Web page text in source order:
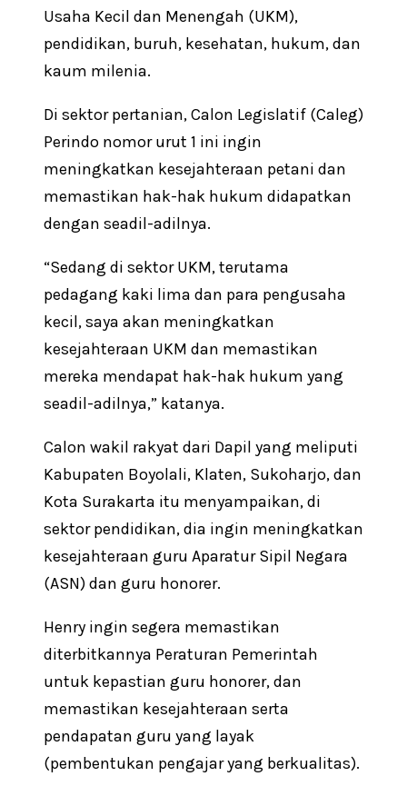
Usaha Kecil dan Menengah (UKM),
pendidikan, buruh, kesehatan, hukum, dan
kaum milenia.
Di sektor pertanian, Calon Legislatif (Caleg)
Perindo nomor urut 1 ini ingin
meningkatkan kesejahteraan petani dan
memastikan hak-hak hukum didapatkan
dengan seadil-adilnya.
“Sedang di sektor UKM, terutama
pedagang kaki lima dan para pengusaha
kecil, saya akan meningkatkan
kesejahteraan UKM dan memastikan
mereka mendapat hak-hak hukum yang
seadil-adilnya,” katanya.
Calon wakil rakyat dari Dapil yang meliputi
Kabupaten Boyolali, Klaten, Sukoharjo, dan
Kota Surakarta itu menyampaikan, di
sektor pendidikan, dia ingin meningkatkan
kesejahteraan guru Aparatur Sipil Negara
(ASN) dan guru honorer.
Henry ingin segera memastikan
diterbitkannya Peraturan Pemerintah
untuk kepastian guru honorer, dan
memastikan kesejahteraan serta
pendapatan guru yang layak
(pembentukan pengajar yang berkualitas).